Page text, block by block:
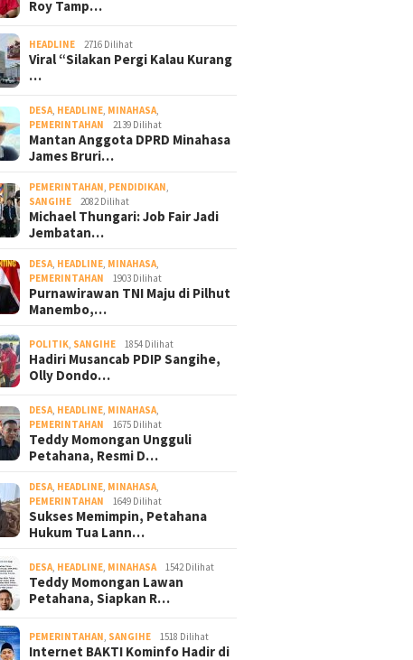
Roy Tamp…
HEADLINE 2716 Dilihat
Viral “Silakan Pergi Kalau Kurang
…
DESA, HEADLINE, MINAHASA,
PEMERINTAHAN
2139 Dilihat
Mantan Anggota DPRD Minahasa
James Bruri…
PEMERINTAHAN, PENDIDIKAN,
SANGIHE
2082 Dilihat
Michael Thungari: Job Fair Jadi
Jembatan…
DESA, HEADLINE, MINAHASA,
PEMERINTAHAN
1903 Dilihat
Purnawirawan TNI Maju di Pilhut
Manembo,…
POLITIK, SANGIHE 1854 Dilihat
Hadiri Musancab PDIP Sangihe,
Olly Dondo…
DESA, HEADLINE, MINAHASA,
PEMERINTAHAN
1675 Dilihat
Teddy Momongan Ungguli
Petahana, Resmi D…
DESA, HEADLINE, MINAHASA,
PEMERINTAHAN
1649 Dilihat
Sukses Memimpin, Petahana
Hukum Tua Lann…
DESA, HEADLINE, MINAHASA 1542 Dilihat
Teddy Momongan Lawan
Petahana, Siapkan R…
PEMERINTAHAN, SANGIHE 1518 Dilihat
Internet BAKTI Kominfo Hadir di